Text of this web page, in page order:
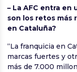
– La AFC entra en
son los retos más
en Cataluña?
“La franquicia en
marcas fuertes y
más de 7.000